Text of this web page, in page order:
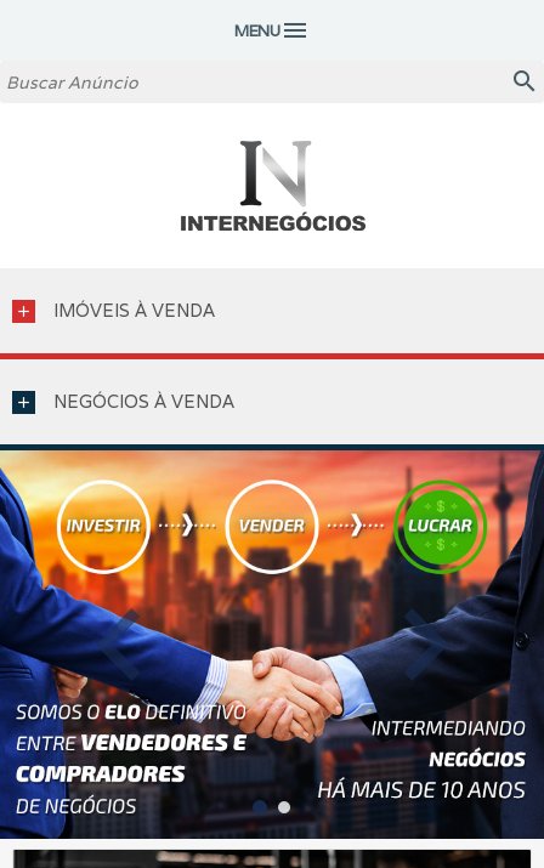
MENUmenu
search
add IMÓVEIS À VENDA
add NEGÓCIOS À VENDA